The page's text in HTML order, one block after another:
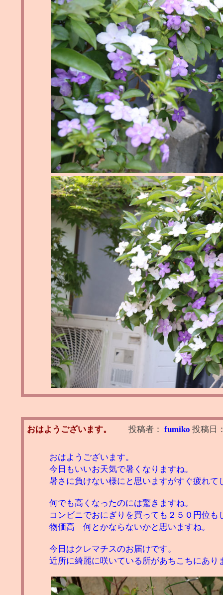
おはようございます。 投稿者： fumiko 投稿日
おはようございます。
今日もいいお天気で暑くなりますね。
暑さに負けない様にと思いますがすぐ疲れて
何でも高くなったのには驚きますね。
コンビニでおにぎりを買っても２５０円位も
物価高 何とかならないかと思いますね。
今日はクレマチスのお届けです。
近所に綺麗に咲いている所があちこちにあり